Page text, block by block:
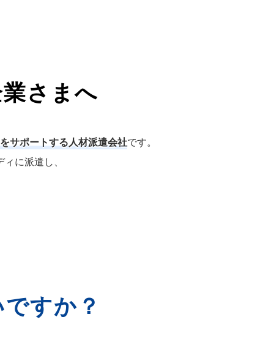
さまへ
サポートする人材派遣会社です。
に派遣し、
すか？